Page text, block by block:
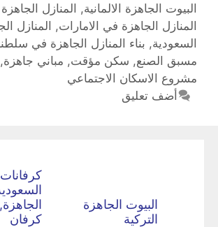
البيوت الجاهزة الالمانية, المنازل
المنازل الجاهزة في الامارات, المنازل
السعودية, بناء المنازل الجاهزة في
مسبق الصنع, سكن مؤقت, مباني جاهزة,
مشروع الاسكان الاجتماعي
أضف تعليق
البيوت الجاهزة
التركية
كرفانات
كرفان